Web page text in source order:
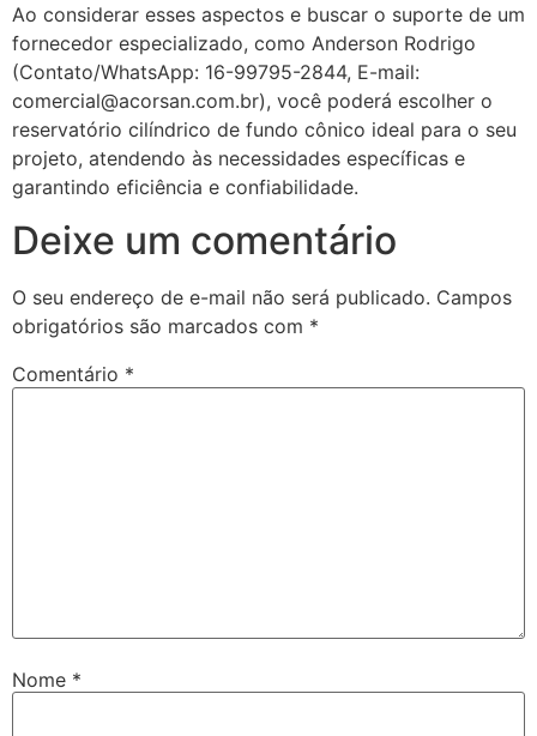
Ao considerar esses aspectos e buscar o suporte de um
fornecedor especializado, como Anderson Rodrigo
(Contato/WhatsApp: 16-99795-2844, E-mail:
comercial@acorsan.com.br), você poderá escolher o
reservatório cilíndrico de fundo cônico ideal para o seu
projeto, atendendo às necessidades específicas e
garantindo eficiência e confiabilidade.
Deixe um comentário
O seu endereço de e-mail não será publicado. Campos
obrigatórios são marcados com *
Comentário *
Nome *